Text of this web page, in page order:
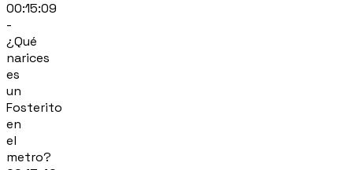
00:15:09
-
¿Qué
narices
es
un
Fosterito
en
el
metro?